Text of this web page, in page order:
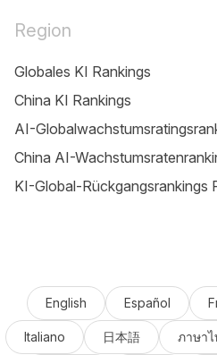
Region
Globales KI Rankings
China KI Rankings
AI-
China AI-
KI-Global-Rückgangsrankings
English Español
Italiano 日本語 ภาษาไ